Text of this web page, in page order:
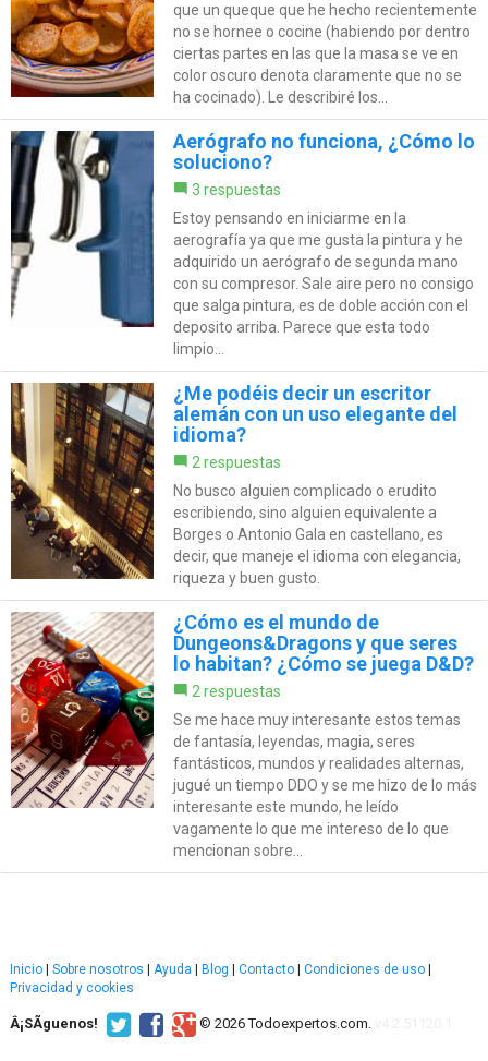
que un queque que he hecho recientemente
no se hornee o cocine (habiendo por dentro
ciertas partes en las que la masa se ve en
color oscuro denota claramente que no se
ha cocinado). Le describiré los...
Aerógrafo no funciona, ¿Cómo lo
soluciono?
3 respuestas
Estoy pensando en iniciarme en la
aerografía ya que me gusta la pintura y he
adquirido un aerógrafo de segunda mano
con su compresor. Sale aire pero no consigo
que salga pintura, es de doble acción con el
deposito arriba. Parece que esta todo
limpio...
¿Me podéis decir un escritor
alemán con un uso elegante del
idioma?
2 respuestas
No busco alguien complicado o erudito
escribiendo, sino alguien equivalente a
Borges o Antonio Gala en castellano, es
decir, que maneje el idioma con elegancia,
riqueza y buen gusto.
¿Cómo es el mundo de
Dungeons&Dragons y que seres
lo habitan? ¿Cómo se juega D&D?
2 respuestas
Se me hace muy interesante estos temas
de fantasía, leyendas, magia, seres
fantásticos, mundos y realidades alternas,
jugué un tiempo DDO y se me hizo de lo más
interesante este mundo, he leído
vagamente lo que me intereso de lo que
mencionan sobre...
Inicio Sobre nosotros Ayuda Blog Contacto Condiciones de uso
Privacidad y cookies
Â¡SÃ­guenos! © 2026 Todoexpertos.com.